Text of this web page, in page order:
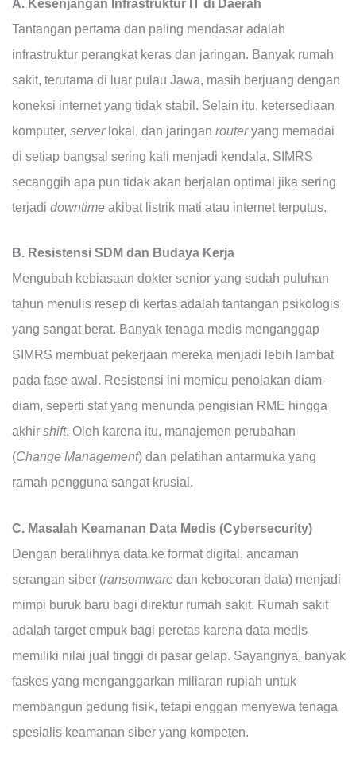
A. Kesenjangan Infrastruktur IT di Daerah
Tantangan pertama dan paling mendasar adalah
infrastruktur perangkat keras dan jaringan. Banyak rumah
sakit, terutama di luar pulau Jawa, masih berjuang dengan
koneksi internet yang tidak stabil. Selain itu, ketersediaan
komputer, serverlokal, dan jaringan routeryang memadai
di setiap bangsal sering kali menjadi kendala. SIMRS
secanggih apa pun tidak akan berjalan optimal jika sering
terjadi downtimeakibat listrik mati atau internet terputus.
B. Resistensi SDM dan Budaya Kerja
Mengubah kebiasaan dokter senior yang sudah puluhan
tahun menulis resep di kertas adalah tantangan psikologis
yang sangat berat. Banyak tenaga medis menganggap
SIMRS membuat pekerjaan mereka menjadi lebih lambat
pada fase awal. Resistensi ini memicu penolakan diam-
diam, seperti staf yang menunda pengisian RME hingga
akhir shift. Oleh karena itu, manajemen perubahan
(Change Management) dan pelatihan antarmuka yang
ramah pengguna sangat krusial.
C. Masalah Keamanan Data Medis (Cybersecurity)
Dengan beralihnya data ke format digital, ancaman
serangan siber (ransomwaredan kebocoran data) menjadi
mimpi buruk baru bagi direktur rumah sakit. Rumah sakit
adalah target empuk bagi peretas karena data medis
memiliki nilai jual tinggi di pasar gelap. Sayangnya, banyak
faskes yang menganggarkan miliaran rupiah untuk
membangun gedung fisik, tetapi enggan menyewa tenaga
spesialis keamanan siber yang kompeten.